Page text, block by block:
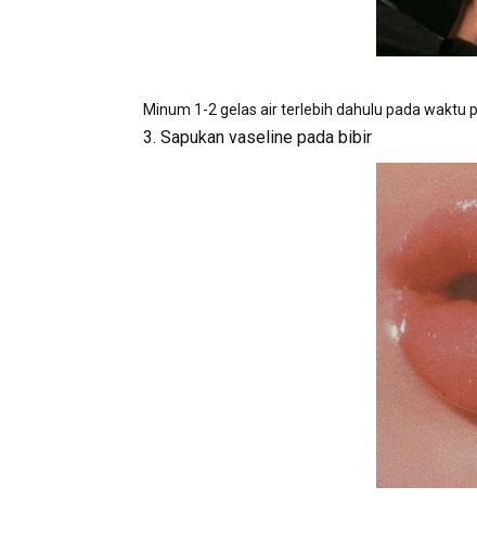
Minum 1-2 gelas air terlebih dahulu pada waktu
3. Sapukan vaseline pada bibir